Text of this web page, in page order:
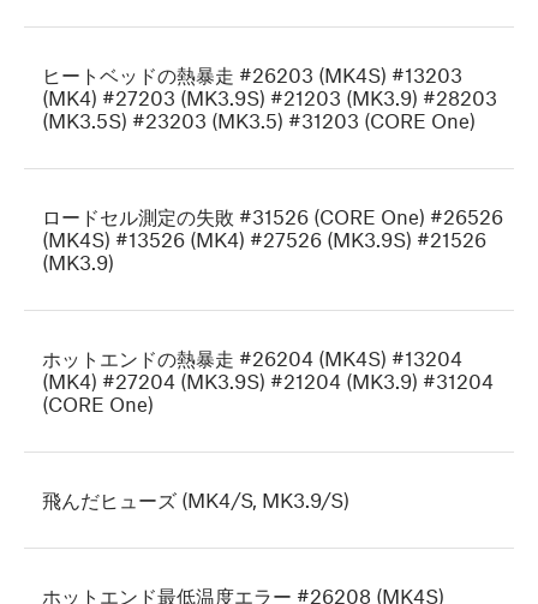
ヒートベッドの熱暴走 #26203 (MK4S) #13203
(MK4) #27203 (MK3.9S) #21203 (MK3.9) #28203
(MK3.5S) #23203 (MK3.5) #31203 (CORE One)
ロードセル測定の失敗 #31526 (CORE One) #26526
(MK4S) #13526 (MK4) #27526 (MK3.9S) #21526
(MK3.9)
ホットエンドの熱暴走 #26204 (MK4S) #13204
(MK4) #27204 (MK3.9S) #21204 (MK3.9) #31204
(CORE One)
飛んだヒューズ (MK4/S, MK3.9/S)
ホットエンド最低温度エラー #26208 (MK4S)